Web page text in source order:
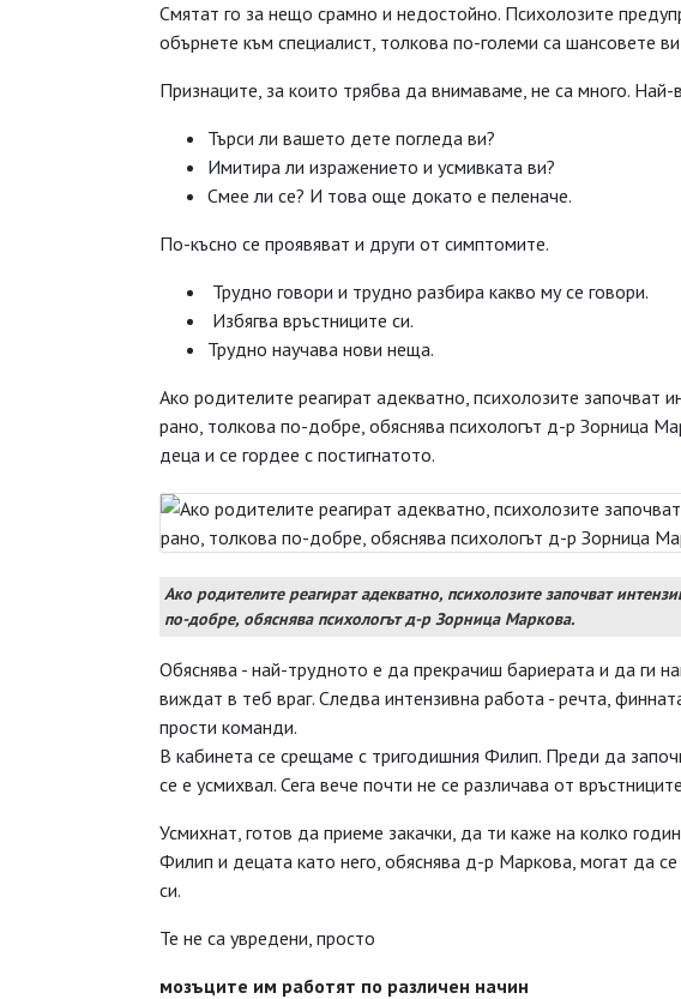
Смятат го за нещо срамно и недостойно. Психолозите
обърнете към специалист, толкова по-големи са шансовете
Признаците, за които трябва да внимаваме, не са много. Най-
Търси ли вашето дете погледа ви?
Имитира ли изражението и усмивката ви?
Смее ли се? И това още докато е пеленаче.
По-късно се проявяват и други от симптомите.
Трудно говори и трудно разбира какво му се говори.
Избягва връстниците си.
Трудно научава нови неща.
Ако родителите реагират адекватно, психолозите започват
рано, толкова по-добре, обяснява психологът д-р Зорница
деца и се гордее с постигнатото.
Ако родителите реагират адекватно, психолозите започват
по-добре, обяснява психологът д-р Зорница Маркова.
Обяснява - най-трудното е да прекрачиш бариерата и да ги
виждат в теб враг. Следва интензивна работа - речта,
прости команди.
В кабинета се срещаме с тригодишния Филип. Преди да
се е усмихвал. Сега вече почти не се различава от
Усмихнат, готов да приеме закачки, да ти каже на колко
Филип и децата като него, обяснява д-р Маркова, могат да
си.
Те не са увредени, просто
мозъците им работят по различен начин